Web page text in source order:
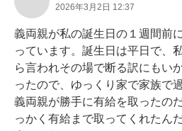
2026年3月2日 12:37
義両親が私の誕生日の１週間前
っています。誕生日は平日で、
ら言われその場で断る訳にもい
ったので、ゆっくり家で家族で
義両親が勝手に有給を取ったの
っかく有給まで取ってくれたん